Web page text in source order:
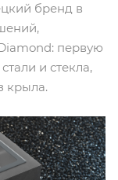
бренд в
первую
и стекла,
крыла.